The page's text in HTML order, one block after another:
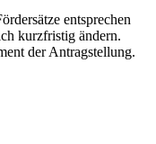
entsprechen
kurzfristig ändern.
der Antragstellung.